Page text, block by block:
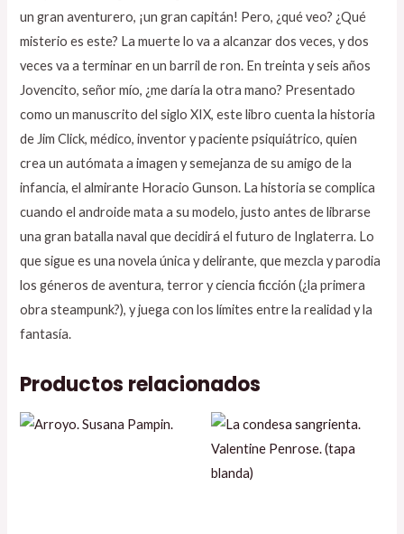
un gran aventurero, ¡un gran capitán! Pero, ¿qué veo? ¿Qué
misterio es este? La muerte lo va a alcanzar dos veces, y dos
veces va a terminar en un barril de ron. En treinta y seis años
Jovencito, señor mío, ¿me daría la otra mano? Presentado
como un manuscrito del siglo XIX, este libro cuenta la historia
de Jim Click, médico, inventor y paciente psiquiátrico, quien
crea un autómata a imagen y semejanza de su amigo de la
infancia, el almirante Horacio Gunson. La historia se complica
cuando el androide mata a su modelo, justo antes de librarse
una gran batalla naval que decidirá el futuro de Inglaterra. Lo
que sigue es una novela única y delirante, que mezcla y parodia
los géneros de aventura, terror y ciencia ficción (¿la primera
obra steampunk?), y juega con los límites entre la realidad y la
fantasía.
Productos relacionados